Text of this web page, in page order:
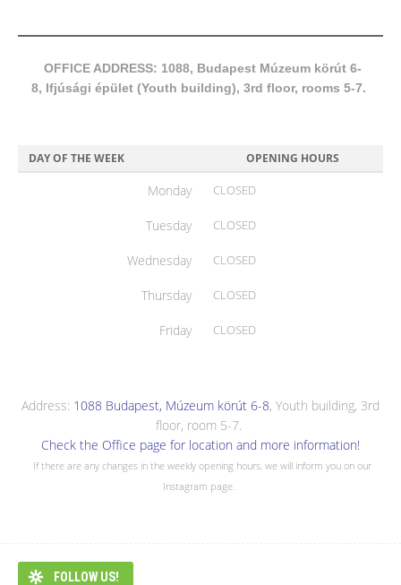
OFFICE ADDRESS: 1088, Budapest Múzeum körút 6-
8, Ifjúsági épület (Youth building), 3rd floor, rooms 5-7.
DAY OF THE WEEK OPENING HOURS
Monday CLOSED
Tuesday CLOSED
Wednesday CLOSED
Thursday CLOSED
Friday CLOSED
Address: 1088 Budapest, Múzeum körút 6-8, Youth building, 3rd
floor, room 5-7.
Check the Office page for location and more information!
If there are any changes in the weekly opening hours, we will inform you on our
Instagram page.
FOLLOW US!